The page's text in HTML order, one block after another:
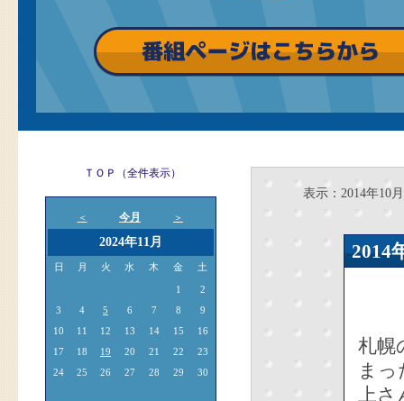
ＴＯＰ（全件表示）
＜ 今月 ＞
2024年11月
日 月 火 水 木 金 土
1
2
3
4 5 6 7 8
9
10
11 12 13 14 15
16
17
18 19 20 21 22
23
24
25 26 27 28 29 30
表示：2014年10月
札幌
ま
上さ